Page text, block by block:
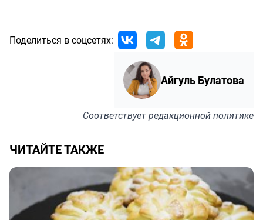
Поделиться в соцсетях:
Айгуль Булатова
Соответствуетредакционной политике
ЧИТАЙТЕ ТАКЖЕ